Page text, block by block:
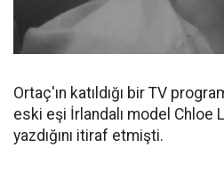
Ortaç'ın katıldığı bir TV
eski eşi İrlandalı model Chloe
yazdığını itiraf etmişti.